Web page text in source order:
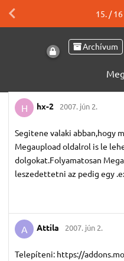
Archívum
15. /16
H hx-2 2007. jún 2.
Segitene valaki abban,hogy
Megaupload oldalrol is le
dolgokat.Folyamatosan
leszedettetni az pedig egy
A Attila 2007. jún 2.
Telepíteni: https://